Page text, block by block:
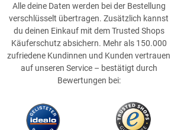
Alle deine Daten werden bei der Bestellung
verschlüsselt übertragen. Zusätzlich kannst
du deinen Einkauf mit dem Trusted Shops
Käuferschutz absichern. Mehr als 150.000
zufriedene Kundinnen und Kunden vertrauen
auf unseren Service – bestätigt durch
Bewertungen bei: